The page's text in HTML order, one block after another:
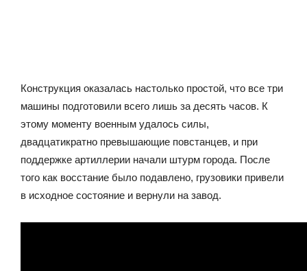
Конструкция оказалась настолько простой, что все три
машины подготовили всего лишь за десять часов. К
этому моменту военным удалось силы,
двадцатикратно превышающие повстанцев, и при
поддержке артиллерии начали штурм города. После
того как восстание было подавлено, грузовики привели
в исходное состояние и вернули на завод.